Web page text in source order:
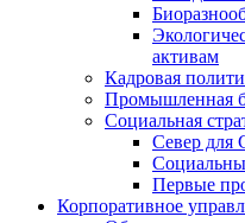
активам
Кадровая
Промышленная
Социальная
Север для
Первые
Корпоративное